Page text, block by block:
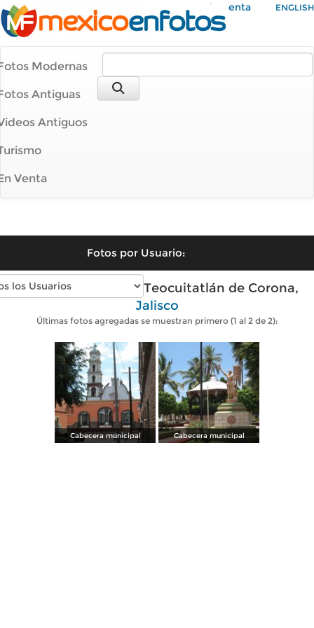
Mi Cuenta ENGLISH
Modernas
Antiguas
Antiguos
Venta
Fotos por Usuario:
Fotos modernas de Teocuitatlán de Corona,
Jalisco
Últimas fotos agregadas se muestran primero (1 al 2 de 2):
Cabecera municipal Cabecera municipal